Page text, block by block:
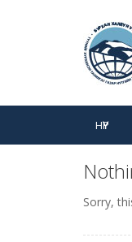
НҮҮР
Sorry,